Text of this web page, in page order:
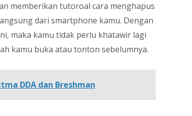
memberikan tutoroal cara menghapus
dari smartphone kamu. Dengan
maka kamu tidak perlu khatawir lagi
kamu buka atau tonton sebelumnya.
DDA dan Breshman